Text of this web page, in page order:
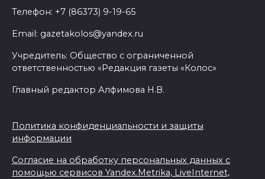
Телефон: +7 (86373) 9-19-65
Email: gazetakolos@yandex.ru
Учредитель: Общество с ограниченной
ответственностью «Редакция газеты «Колос»
Главный редактор Алфимова Н.В.
Политика конфиденциальности и защиты
информации
Согласие на обработку персональных данных с
помощью сервисов Yandex.Metrika, LiveInternet,